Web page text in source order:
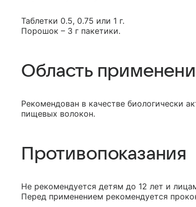
Таблетки 0.5, 0.75 или 1 г.
Порошок – 3 г пакетики.
Область
Рекомендован в качестве биологически
пищевых волокон.
Противопоказания
Не рекомендуется детям до 12 лет и
Перед применением рекомендуется